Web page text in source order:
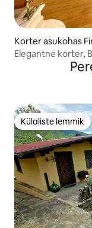
Korter asukohas
Elegantne korter,
Külaliste lemmik
Külaliste lemmik